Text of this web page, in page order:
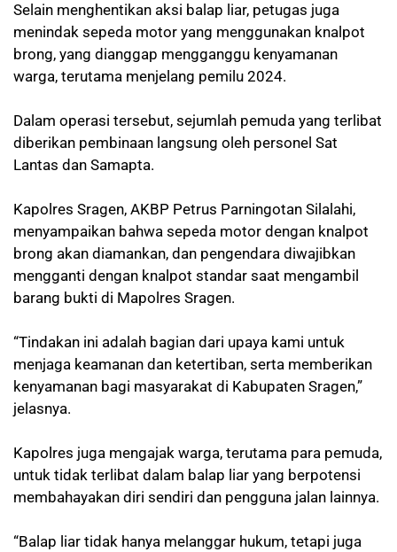
Selain menghentikan aksi balap liar, petugas juga
menindak sepeda motor yang menggunakan knalpot
brong, yang dianggap mengganggu kenyamanan
warga, terutama menjelang pemilu 2024.
Dalam operasi tersebut, sejumlah pemuda yang terlibat
diberikan pembinaan langsung oleh personel Sat
Lantas dan Samapta.
Kapolres Sragen, AKBP Petrus Parningotan Silalahi,
menyampaikan bahwa sepeda motor dengan knalpot
brong akan diamankan, dan pengendara diwajibkan
mengganti dengan knalpot standar saat mengambil
barang bukti di Mapolres Sragen.
“Tindakan ini adalah bagian dari upaya kami untuk
menjaga keamanan dan ketertiban, serta memberikan
kenyamanan bagi masyarakat di Kabupaten Sragen,”
jelasnya.
Kapolres juga mengajak warga, terutama para pemuda,
untuk tidak terlibat dalam balap liar yang berpotensi
membahayakan diri sendiri dan pengguna jalan lainnya.
“Balap liar tidak hanya melanggar hukum, tetapi juga